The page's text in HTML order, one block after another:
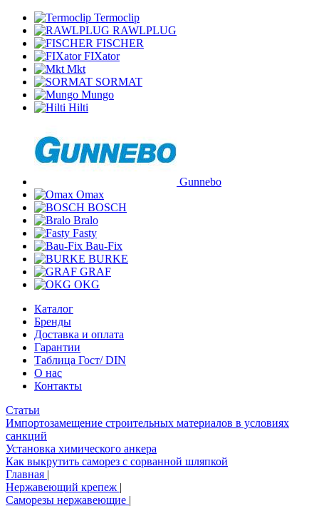
Termoclip
RAWLPLUG
FISCHER
FIXator
Mkt
SORMAT
Mungo
Hilti
Gunnebo
Omax
BOSCH
Bralo
Fasty
Bau-Fix
BURKE
GRAF
OKG
Каталог
Бренды
Доставка и оплата
Гарантии
Таблица Гост/ DIN
О нас
Контакты
Статьи
Импортозамещение строительных материалов в условиях
санкций
Установка химического анкера
Как выкрутить саморез с сорванной шляпкой
Главная |
Нержавеющий крепеж |
Саморезы нержавеющие |